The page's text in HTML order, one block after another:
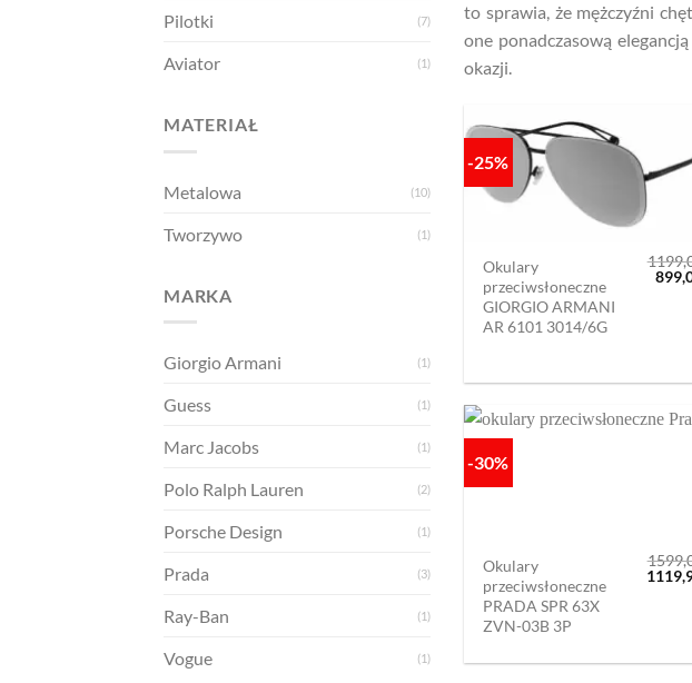
Pilotki (7)
Aviator (1)
MATERIAŁ
Metalowa (10)
Tworzywo (1)
MARKA
Giorgio Armani (1)
Guess (1)
Marc Jacobs (1)
Polo Ralph Lauren (2)
Porsche Design (1)
Prada (3)
Ray-Ban (1)
Vogue (1)
to sprawia, że mężczyźni
one ponadczasową
okazji.
-25%
Okulary
przeciwsłoneczne
GIORGIO ARMANI
AR 6101 3014/6G
cena
-30%
Okulary
przeciwsłoneczne
PRADA SPR 63X
ZVN-03B 3P